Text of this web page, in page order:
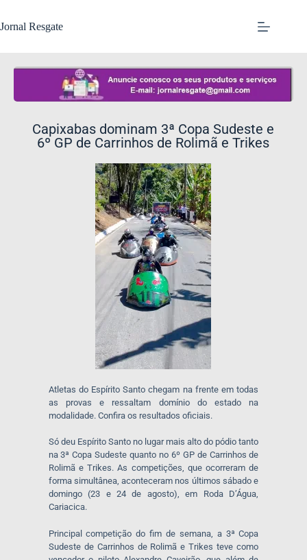
Jornal Resgate
Capixabas dominam 3ª Copa Sudeste e
6º GP de Carrinhos de Rolimã e Trikes
Atletas do Espírito Santo chegam na frente em todas
as provas e ressaltam domínio do estado na
modalidade. Confira os resultados oficiais.
Só deu Espírito Santo no lugar mais alto do pódio tanto
na 3ª Copa Sudeste quanto no 6º GP de Carrinhos de
Rolimã e Trikes. As competições, que ocorreram de
forma simultânea, aconteceram nos últimos sábado e
domingo (23 e 24 de agosto), em Roda D’Água,
Cariacica.
Principal competição do fim de semana, a 3ª Copa
Sudeste de Carrinhos de Rolimã e Trikes teve como